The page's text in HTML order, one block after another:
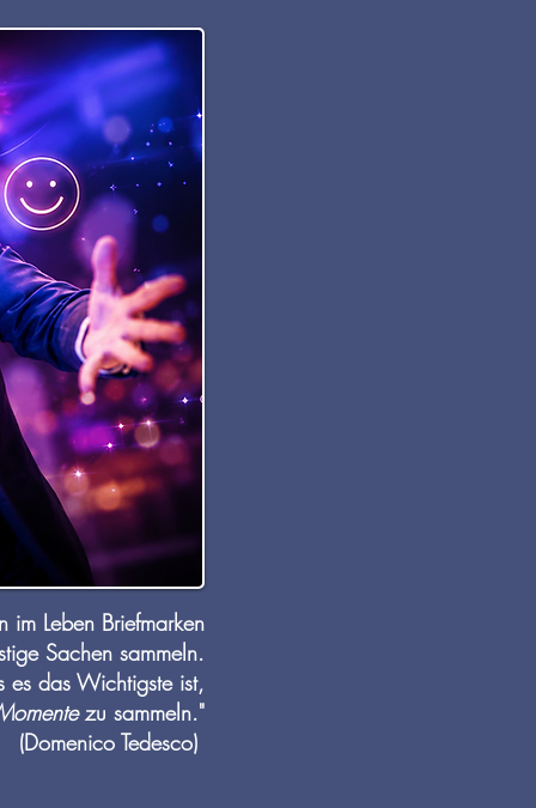
im Leben Briefmarken
Sachen sammeln.
es das Wichtigste ist,
zu sammeln."
(Domenico Tedesco)